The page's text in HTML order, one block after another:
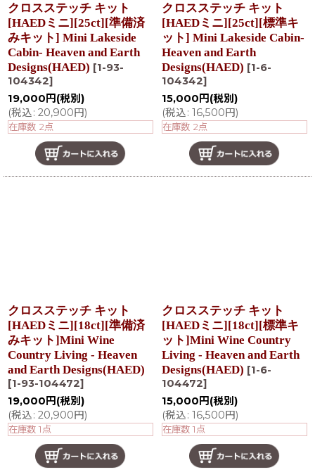
クロスステッチ キット
[HAEDミニ][25ct][準備済
みキット] Mini Lakeside
Cabin- Heaven and Earth
Designs(HAED) [1-93-
104342]
19,000 円 (税別)
(税込: 20,900円)
在庫数 2点
クロスステッチ キット
[HAEDミニ][25ct][標準キ
ット] Mini Lakeside Cabin-
Heaven and Earth
Designs(HAED) [1-6-
104342]
15,000 円 (税別)
(税込: 16,500円)
在庫数 2点
クロスステッチ キット
[HAEDミニ][18ct][準備済
みキット]Mini Wine
Country Living - Heaven
and Earth Designs(HAED)
[1-93-104472]
19,000 円 (税別)
(税込: 20,900円)
在庫数 1点
クロスステッチ キット
[HAEDミニ][18ct][標準キ
ット]Mini Wine Country
Living - Heaven and Earth
Designs(HAED) [1-6-
104472]
15,000 円 (税別)
(税込: 16,500円)
在庫数 1点